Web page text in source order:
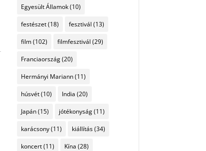
Egyesült Államok(10)
festészet(18) fesztivál (13)
film(102) filmfesztivál (29)
Franciaország(20)
Hermányi Mariann(11)
húsvét(10) India (20)
Japán(15) jótékonyság(11)
karácsony(11) kiállítás(34)
koncert(11) Kína (28)